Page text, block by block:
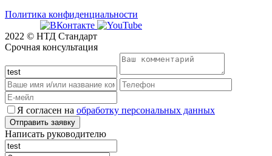
Политика конфиденциальности
2022 © НТД Стандарт
Срочная консультация
Я согласен на обработку персональных данных
Написать руководителю